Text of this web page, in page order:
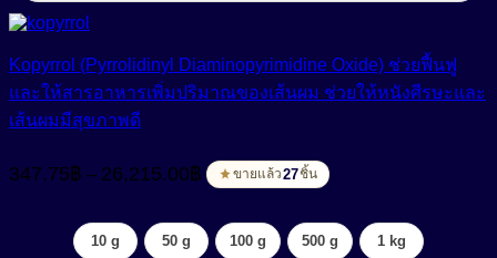
Kopyrrol (Pyrrolidinyl Diaminopyrimidine Oxide) ช่วยฟื้นฟู
และให้สารอาหารเพิ่มปริมาณของเส้นผม ช่วยให้หนังศีรษะและ
เส้นผมมีสุขภาพดี
347.75 ฿ – 26,215.00 ฿ range:
through
26,215.00฿
ขายแล้ว27ชิ้น
10 g 50 g 100 g 500 g 1 kg